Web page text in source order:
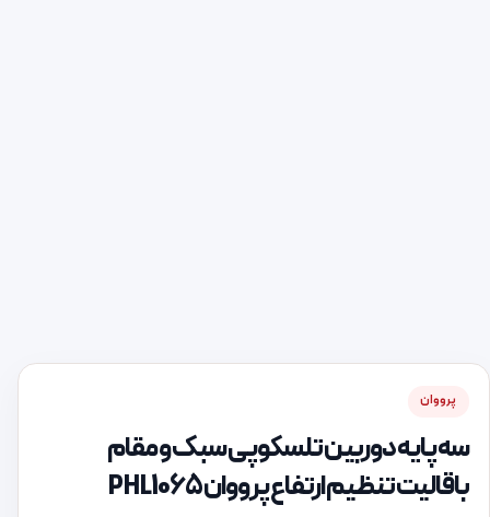
پرووان
سه پایه دوربین تلسکوپی سبک و مقام
باقالیت تنظیم ارتفاع پرووان PHL1065